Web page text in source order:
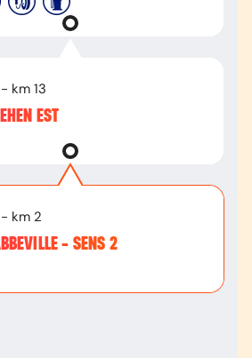
- km 13
EST
- km 2
- SENS 2